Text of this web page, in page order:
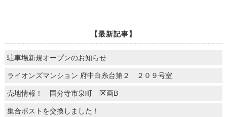
【最新記事】
駐車場新規オープンのお知らせ
ライオンズマンション 府中白糸台第２ ２０９号室
売地情報！ 国分寺市泉町 区画B
集合ポストを交換しました！